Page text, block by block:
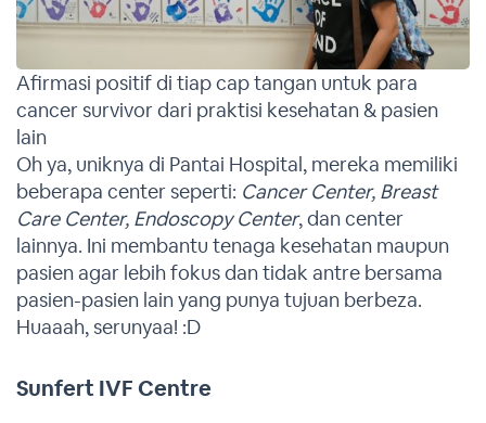
Afirmasi positif di tiap cap tangan untuk para
cancer survivor dari praktisi kesehatan & pasien
lain
Oh ya, uniknya di Pantai Hospital, mereka memiliki
beberapa center seperti: Cancer Center, Breast
Care Center, Endoscopy Center, dan center
lainnya. Ini membantu tenaga kesehatan maupun
pasien agar lebih fokus dan tidak antre bersama
pasien-pasien lain yang punya tujuan berbeza.
Huaaah, serunyaa! :D
Sunfert IVF Centre